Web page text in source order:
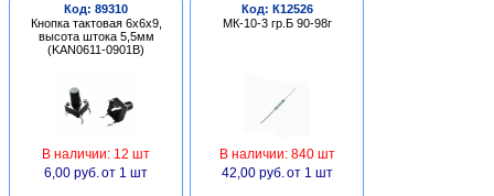
Код: 89310
Кнопка тактовая 6х6х9,
высота штока 5,5мм
(KAN0611-0901B)
В наличии: 12 шт
6,00 руб. от 1 шт
Код: К12526
МК-10-3 гр.Б 90-98г
В наличии: 840 шт
42,00 руб. от 1 шт